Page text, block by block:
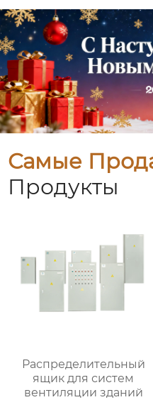
Самые
Продукты
Распределительный
ящик для систем
вентиляции зданий